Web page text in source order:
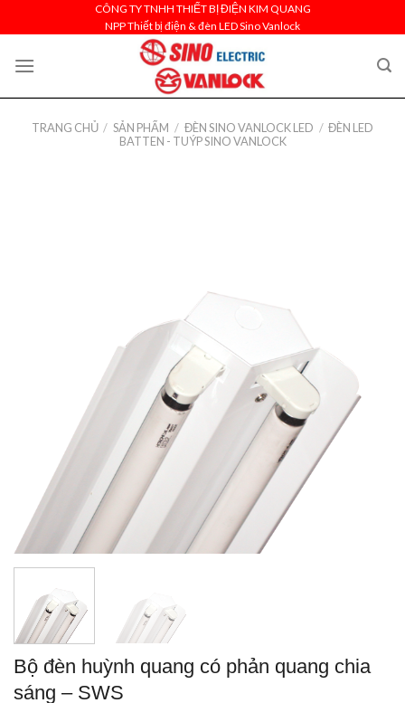
to
content
CÔNG TY TNHH THIẾT BỊ ĐIỆN KIM QUANG
NPP Thiết bị điện & đèn LED Sino Vanlock
TRANG CHỦ / SẢN PHẨM / ĐÈN SINO VANLOCK LED / ĐÈN LED
BATTEN - TUÝP SINO VANLOCK
Bộ đèn huỳnh quang có phản quang chia
sáng – SWS